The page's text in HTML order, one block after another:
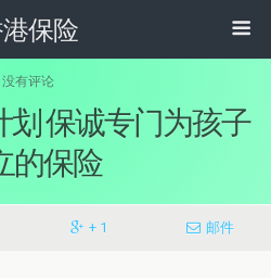
保险
没有评论
保诚专门为孩子
的保险
+ 1 邮件